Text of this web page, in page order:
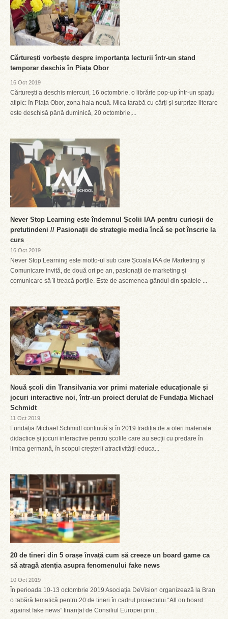
Cărturești vorbește despre importanța lecturii într-un stand
temporar deschis în Piața Obor
16 Oct 2019
Cărturești a deschis miercuri, 16 octombrie, o librărie pop-up într-un spațiu
atipic: în Piața Obor, zona hala nouă. Mica tarabă cu cărți și surprize literare
este deschisă până duminică, 20 octombrie,...
Never Stop Learning este îndemnul Școlii IAA pentru curioșii de
pretutindeni // Pasionații de strategie media încă se pot înscrie la
curs
16 Oct 2019
Never Stop Learning este motto-ul sub care Școala IAA de Marketing și
Comunicare invită, de două ori pe an, pasionații de marketing și
comunicare să îi treacă porțile. Este de asemenea gândul din spatele ...
Nouă școli din Transilvania vor primi materiale educaționale și
jocuri interactive noi, într-un proiect derulat de Fundația Michael
Schmidt
11 Oct 2019
Fundația Michael Schmidt continuă și în 2019 tradiția de a oferi materiale
didactice și jocuri interactive pentru școlile care au secții cu predare în
limba germană, în scopul creșterii atractivității educa...
20 de tineri din 5 orașe învață cum să creeze un board game ca
să atragă atenția asupra fenomenului fake news
10 Oct 2019
În perioada 10-13 octombrie 2019 Asociația DeVision organizează la Bran
o tabără tematică pentru 20 de tineri în cadrul proiectului “All on board
against fake news” finanțat de Consiliul Europei prin...